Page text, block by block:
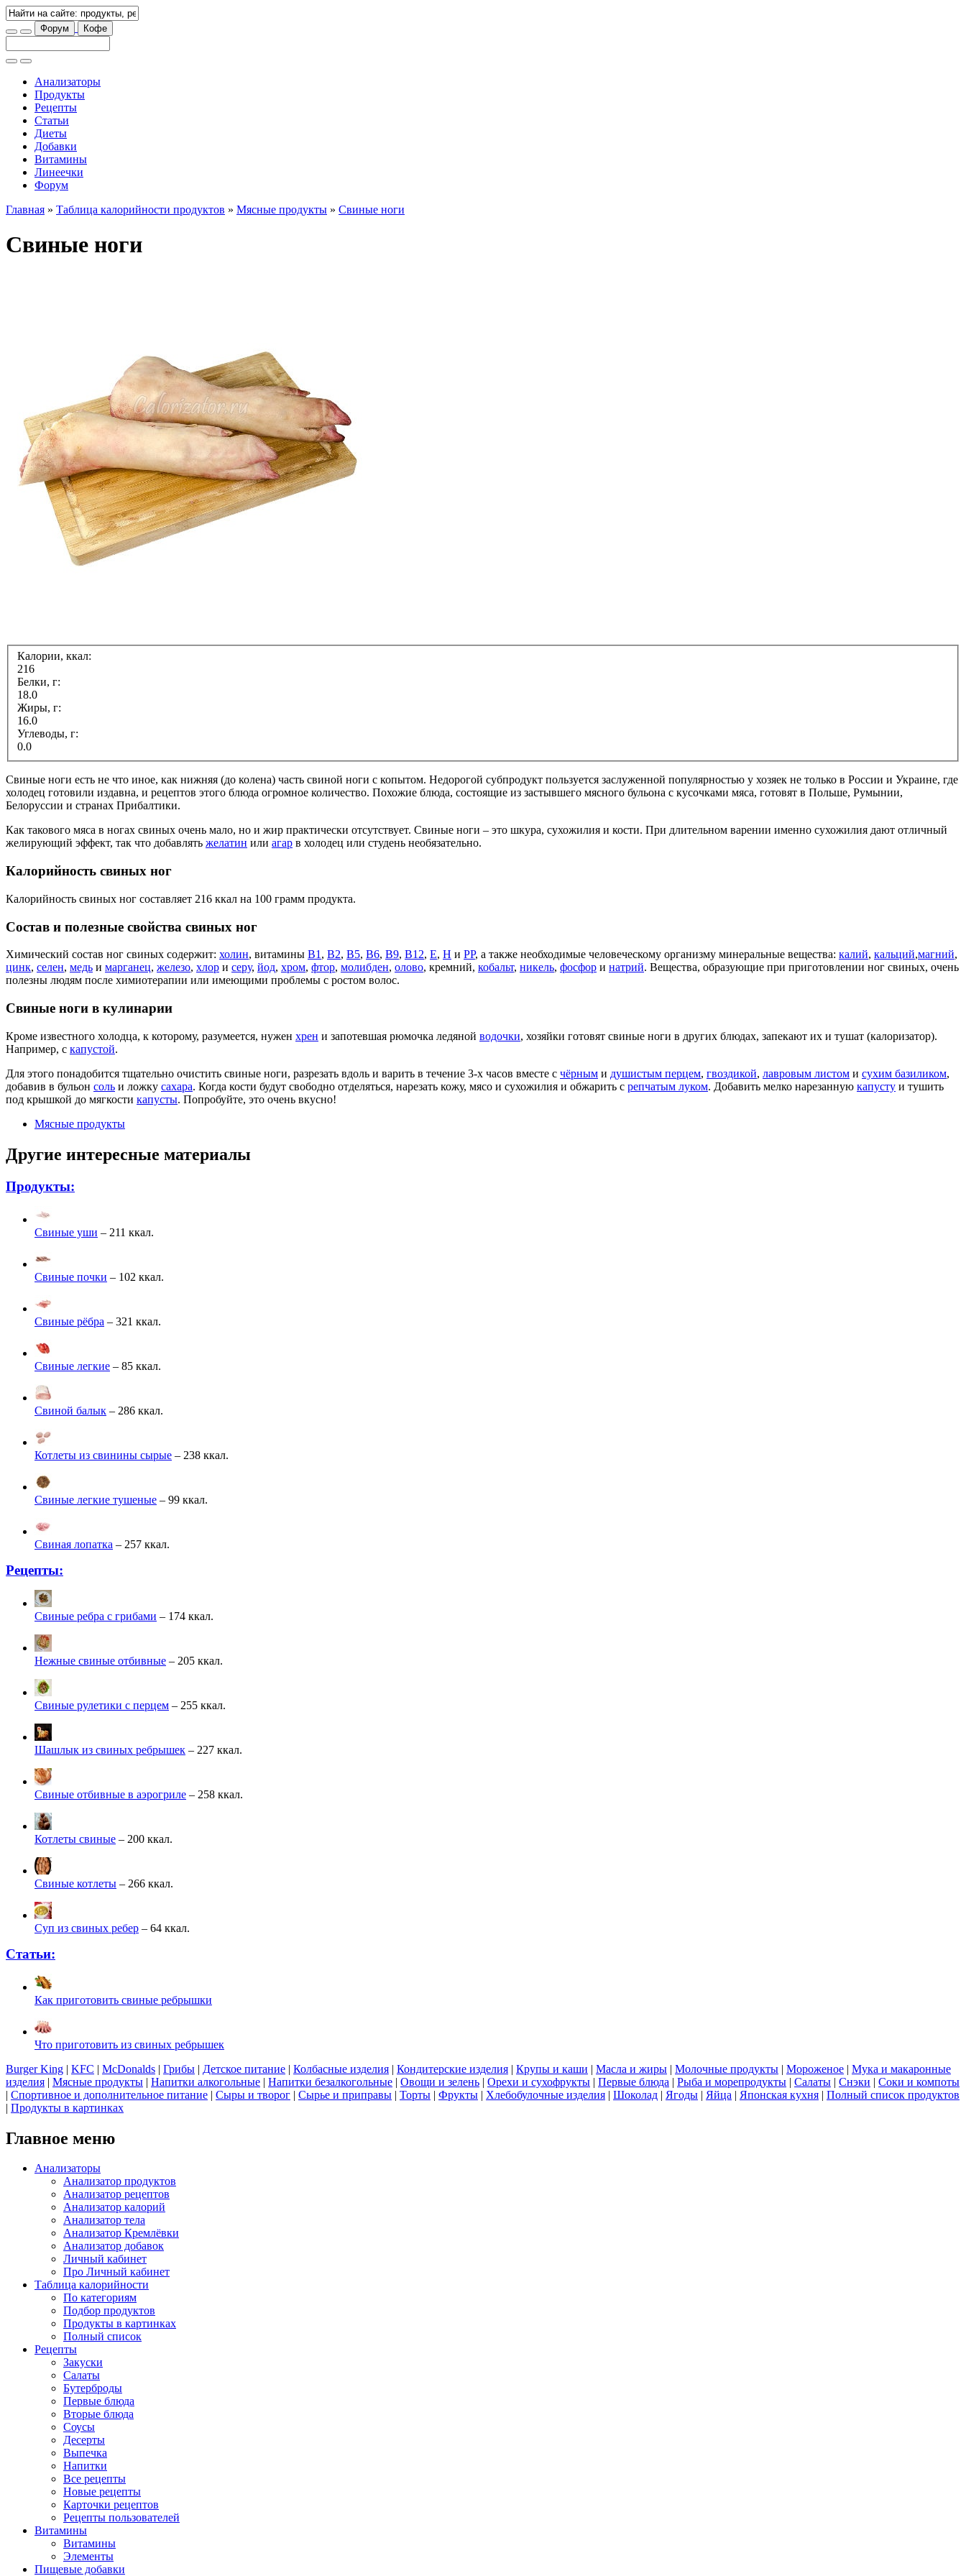
Форум Кофе
Анализаторы
Продукты
Рецепты
Статьи
Диеты
Добавки
Витамины
Линеечки
Форум
Главная » Таблица калорийности продуктов » Мясные продукты » Свиные ноги
Свиные ноги
Калории, ккал:
216
Белки, г:
18.0
Жиры, г:
16.0
Углеводы, г:
0.0
Свиные ноги есть не что иное, как нижняя (до колена) часть свиной ноги с копытом. Недорогой субпродукт пользуется заслуженной популярностью у хозяек не только в России и Украине, где
холодец готовили издавна, и рецептов этого блюда огромное количество. Похожие блюда, состоящие из застывшего мясного бульона с кусочками мяса, готовят в Польше, Румынии,
Белоруссии и странах Прибалтики.
Как такового мяса в ногах свиных очень мало, но и жир практически отсутствует. Свиные ноги – это шкура, сухожилия и кости. При длительном варении именно сухожилия дают отличный
желирующий эффект, так что добавлять желатин или агар в холодец или студень необязательно.
Калорийность свиных ног
Калорийность свиных ног составляет 216 ккал на 100 грамм продукта.
Состав и полезные свойства свиных ног
Химический состав ног свиных содержит: холин, витамины В1 , В2, В5, В6, В9, В12, Е, Н и РР, а также необходимые человеческому организму минеральные вещества: калий, кальций,магний,
цинк, селен, медь и марганец, железо, хлор и серу, йод, хром, фтор, молибден, олово, кремний, кобальт, никель, фосфор и натрий. Вещества, образующие при приготовлении ног свиных, очень
полезны людям после химиотерапии или имеющими проблемы с ростом волос.
Свиные ноги в кулинарии
Кроме известного холодца, к которому, разумеется, нужен хрен и запотевшая рюмочка ледяной водочки, хозяйки готовят свиные ноги в других блюдах, запекают их и тушат (калоризатор).
Например, с капустой.
Для этого понадобится тщательно очистить свиные ноги, разрезать вдоль и варить в течение 3-х часов вместе с чёрным и душистым перцем, гвоздикой, лавровым листом и сухим базиликом,
добавив в бульон соль и ложку сахара. Когда кости будут свободно отделяться, нарезать кожу, мясо и сухожилия и обжарить с репчатым луком. Добавить мелко нарезанную капусту и тушить
под крышкой до мягкости капусты. Попробуйте, это очень вкусно!
Мясные продукты
Другие интересные материалы
Продукты:
Свиные уши – 211 ккал.
Свиные почки – 102 ккал.
Свиные рёбра – 321 ккал.
Свиные легкие – 85 ккал.
Свиной балык – 286 ккал.
Котлеты из свинины сырые – 238 ккал.
Свиные легкие тушеные – 99 ккал.
Свиная лопатка – 257 ккал.
Рецепты:
Свиные ребра с грибами – 174 ккал.
Нежные свиные отбивные – 205 ккал.
Свиные рулетики с перцем – 255 ккал.
Шашлык из свиных ребрышек – 227 ккал.
Свиные отбивные в аэрогриле – 258 ккал.
Котлеты свиные – 200 ккал.
Свиные котлеты – 266 ккал.
Суп из свиных ребер – 64 ккал.
Статьи:
Как приготовить свиные ребрышки
Что приготовить из свиных ребрышек
Burger King | KFC | McDonalds | Грибы | Детское питание | Колбасные изделия | Кондитерские изделия | Крупы и каши | Масла и жиры | Молочные продукты | Мороженое | Мука и макаронные
изделия | Мясные продукты | Напитки алкогольные | Напитки безалкогольные | Овощи и зелень | Орехи и сухофрукты | Первые блюда | Рыба и морепродукты | Салаты | Снэки | Соки и компоты
| Спортивное и дополнительное питание | Сыры и творог | Сырье и приправы | Торты | Фрукты | Хлебобулочные изделия | Шоколад | Ягоды | Яйца | Японская кухня | Полный список продуктов
| Продукты в картинках
Главное меню
Анализаторы
Анализатор продуктов
Анализатор рецептов
Анализатор калорий
Анализатор тела
Анализатор Кремлёвки
Анализатор добавок
Личный кабинет
Про Личный кабинет
Таблица калорийности
По категориям
Подбор продуктов
Продукты в картинках
Полный список
Рецепты
Закуски
Салаты
Бутерброды
Первые блюда
Вторые блюда
Соусы
Десерты
Выпечка
Напитки
Все рецепты
Новые рецепты
Карточки рецептов
Рецепты пользователей
Витамины
Витамины
Элементы
Пищевые добавки